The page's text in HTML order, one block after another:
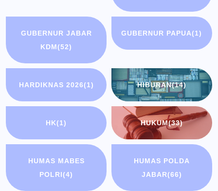
GUBERNUR JABAR
KDM(52)
GUBERNUR PAPUA(1)
HARDIKNAS 2026(1) HIBURAN(14)
HK(1) HUKUM(33)
HUMAS MABES
POLRI(4)
HUMAS POLDA
JABAR(66)